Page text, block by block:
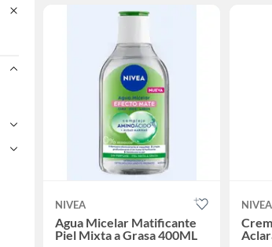
NIVEA
Agua Micelar Matificante
Piel Mixta a Grasa 400ML
NIVEA